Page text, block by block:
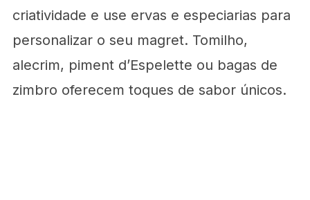
criatividade e use ervas e especiarias para
personalizar o seu magret. Tomilho,
alecrim, piment d’Espelette ou bagas de
zimbro oferecem toques de sabor únicos.